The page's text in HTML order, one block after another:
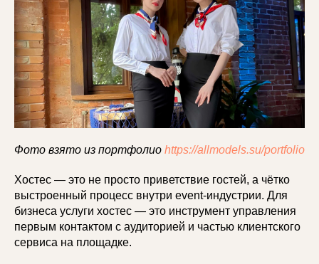
Фото взято из портфолио https://allmodels.su/portfolio
Хостес — это не просто приветствие гостей, а чётко
выстроенный процесс внутри event-индустрии. Для
бизнеса услуги хостес — это инструмент управления
первым контактом с аудиторией и частью клиентского
сервиса на площадке.